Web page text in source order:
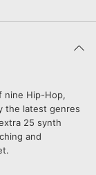
ライセンス提供
nine Hip-Hop,
the latest genres
25 synth
and